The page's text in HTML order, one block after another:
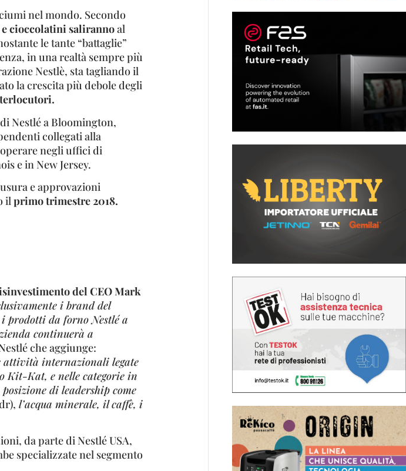
nel mondo. Secondo
cioccolatini salirannoal
le tante “battaglie”
in una realtà sempre più
Nestlè, sta tagliando il
la crescita più debole degli
Nestlé a Bloomington,
collegati alla
negli uffici di
e in New Jersey.
e approvazioni
ilprimo trimestre 2018.
del CEO Mark
i brand del
prodotti da forno Nestlé a
continuerà a
che aggiunge:
attività internazionali legate
Kit-Kat, e nelle categorie in
di leadership come
l’acqua minerale, il caffè, i
da parte di Nestlé USA,
specializzate nel segmento